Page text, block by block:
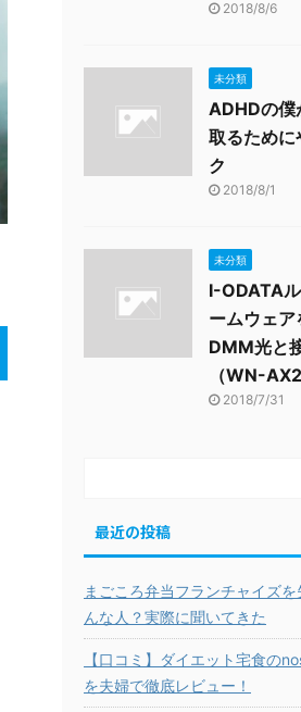
2018/8/6
未分類
ADHDの僕
取るために
ク
2018/8/1
未分類
I-ODATA
ームウェア
DMM光と
（WN-
2018/7/31
最近の投稿
まごころ弁当フランチャイズ
んな人？実際に聞いてきた
【口コミ】ダイエット宅食の
を夫婦で徹底レビュー！